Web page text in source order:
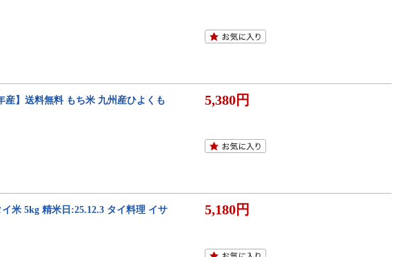
産】送料無料 もち米 九州産ひよくも
5,380円
米 5kg 精米日:25.12.3 タイ料理 イサ
5,180円